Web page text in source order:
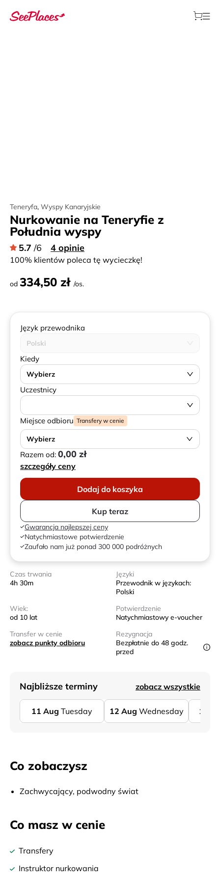
Teneryfa, Wyspy Kanaryjskie
Nurkowanie na Teneryfie z
Południa wyspy
5.7 /6 4 opinie
100% klientów poleca tę wycieczkę!
od 334,50 zł /os.
Język przewodnika
Polski
Kiedy
Wybierz
Uczestnicy
Miejsce odbioru Transfery w cenie
Wybierz
Razem od: 0,00 zł
szczegóły ceny
Dodaj do koszyka
Kup teraz
Gwarancja najlepszej ceny
Natychmiastowe potwierdzenie
Zaufało nam już ponad 300 000 podróżnych
Czas trwania
4h 30m
Języki
Przewodnik w językach:
Polski
Wiek:
od 10 lat
Potwierdzenie
Natychmiastowy e-voucher
Transfer w cenie
zobacz punkty odbioru
Rezygnacja
Bezpłatnie do 48 godz.
przed
Najbliższe terminy zobacz wszystkie
11 Aug Tuesday 12 Aug Wednesday 13
Co zobaczysz
Zachwycający, podwodny świat
Co masz w cenie
Transfery
Instruktor nurkowania